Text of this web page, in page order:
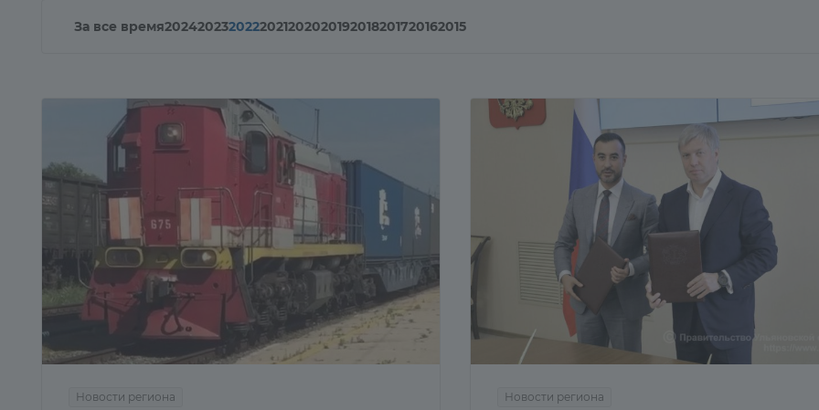
За все время2024202320222021202020192018201720162015
Новости региона Новости региона